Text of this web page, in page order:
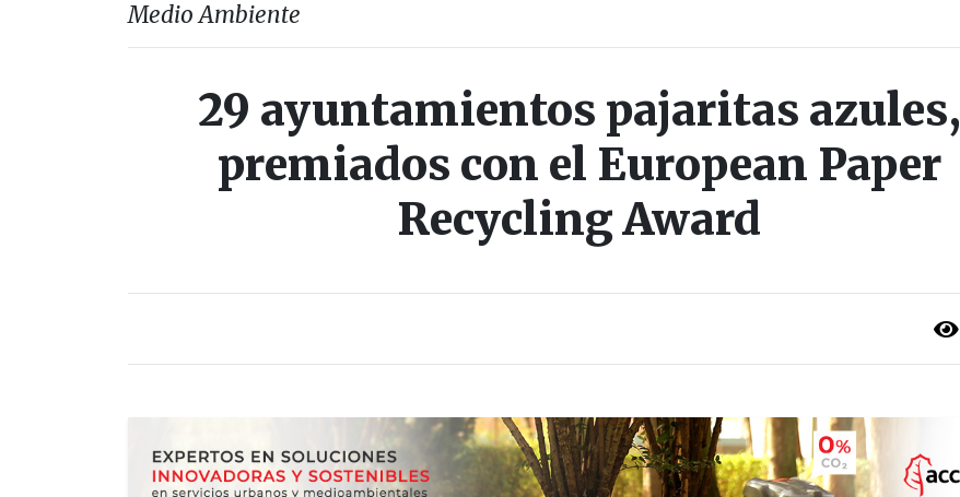
Medio Ambiente
29 ayuntamientos pajaritas azules,
premiados con el European Paper
Recycling Award